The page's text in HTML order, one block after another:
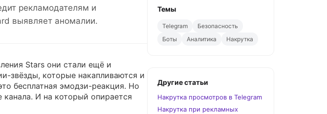
рекламодателям и
выявляет аномалии.
Stars они стали ещё и
звёзды, которые накапливаются и
бесплатная эмодзи-реакция. Но
канала. И на который опирается
Темы
Telegram
Безопасность
Боты
Аналитика Накрутка
Другие статьи
Накрутка просмотров в Telegram
Накрутка при рекламных